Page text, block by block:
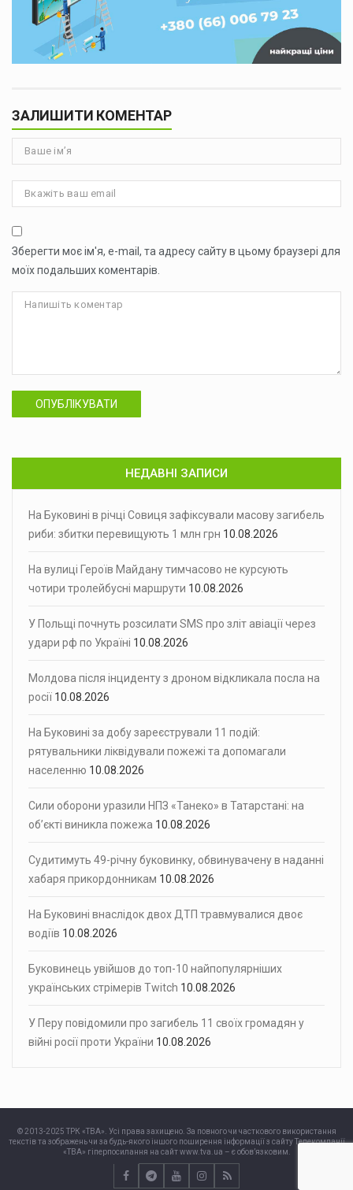
ЗАЛИШИТИ КОМЕНТАР
Зберегти моє ім'я, e-mail, та адресу сайту в цьому браузері для
моїх подальших коментарів.
ОПУБЛІКУВАТИ
НЕДАВНІ ЗАПИСИ
На Буковині в річці Совиця зафіксували масову загибель
риби: збитки перевищують 1 млн грн 10.08.2026
На вулиці Героїв Майдану тимчасово не курсують
чотири тролейбусні маршрути 10.08.2026
У Польщі почнуть розсилати SMS про зліт авіації через
удари рф по Україні 10.08.2026
Молдова після інциденту з дроном відкликала посла на
росії 10.08.2026
На Буковині за добу зареєстрували 11 подій:
рятувальники ліквідували пожежі та допомагали
населенню 10.08.2026
Сили оборони уразили НПЗ «Танеко» в Татарстані: на
об’єкті виникла пожежа 10.08.2026
Судитимуть 49-річну буковинку, обвинувачену в наданні
хабаря прикордонникам 10.08.2026
На Буковині внаслідок двох ДТП травмувалися двоє
водіїв 10.08.2026
Буковинець увійшов до топ-10 найпопулярніших
українських стрімерів Twitch 10.08.2026
У Перу повідомили про загибель 11 своїх громадян у
війні росії проти України 10.08.2026
© 2013-2025 ТРК «ТВА». Усі права захищено. За повного чи часткового використання
текстів та зображень чи за будь-якого іншого поширення інформації з сайту Телекомпанії
«ТВА» гіперпосилання на сайт www.tva.ua – є обов’язковим.